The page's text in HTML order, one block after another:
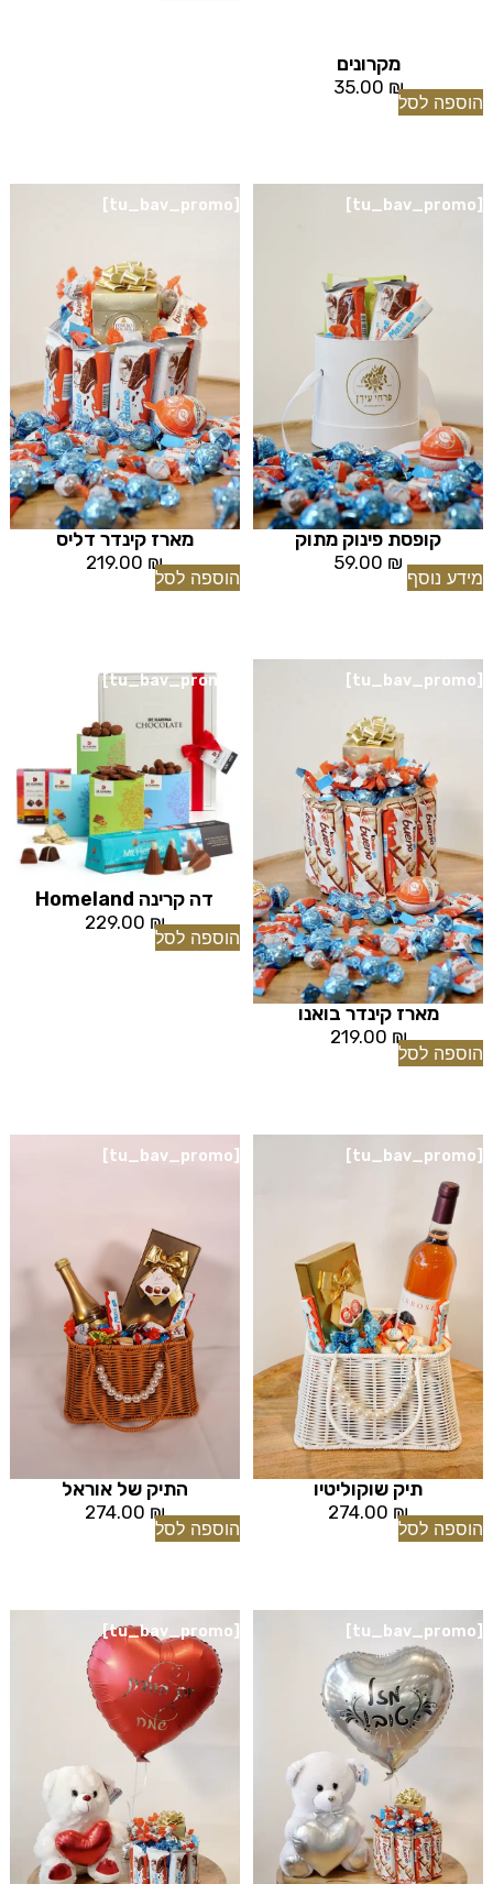
מקרונים
35.00 ₪
הוספה לסל
[tu_bav_promo]
קופסת פינוק מתוק
59.00 ₪
מידע נוסף
[tu_bav_promo]
מארז קינדר דליס
219.00 ₪
הוספה לסל
[tu_bav_promo]
מארז קינדר בואנו
219.00 ₪
הוספה לסל
דה קרינה Homeland
229.00 ₪
הוספה לסל
[tu_bav_promo]
תיק שוקוליטיו
274.00 ₪
הוספה לסל
[tu_bav_promo]
התיק של אוראל
274.00 ₪
הוספה לסל
[tu_bav_promo]
[tu_bav_promo]